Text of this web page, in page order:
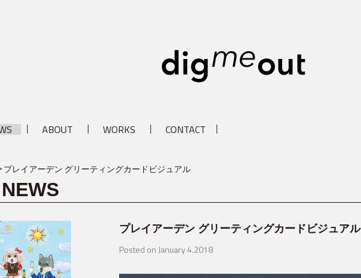
ABOUT WORKS CONTACT
プレイアーデン グリーティングカードビジュアル
プレイアーデン グリーティングカードビジュアル
Posted on January 4.2018